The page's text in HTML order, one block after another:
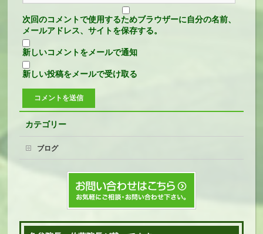
次回のコメントで使用するためブラウザーに自分の名前、
メールアドレス、サイトを保存する。
新しいコメントをメールで通知
新しい投稿をメールで受け取る
カテゴリー
ブログ